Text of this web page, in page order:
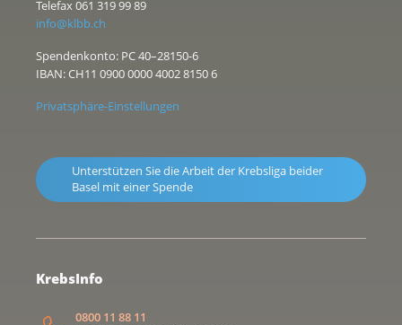
Telefax 061 319 99 89
info@klbb.ch
Spendenkonto: PC 40–28150-6
IBAN: CH11 0900 0000 4002 8150 6
Privatsphäre-Einstellungen
Unterstützen Sie die Arbeit der Krebsliga beider
Basel mit einer Spende
KrebsInfo
0800 11 88 11